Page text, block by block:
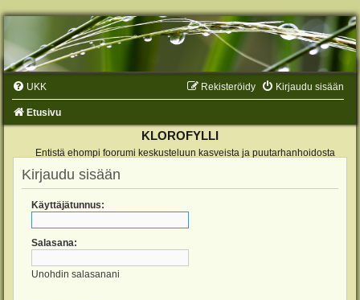
UKK Kirjaudu sisään
Rekisteröidy
Etusivu
KLOROFYLLI
Entistä ehompi foorumi keskusteluun kasveista ja puutarhanhoidosta
Kirjaudu sisään
Käyttäjätunnus:
Salasana:
Unohdin salasanani